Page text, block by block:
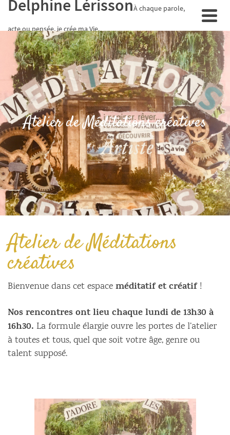
Delphine LérissonÀ chaque parole,
acte ou pensée, je crée ma Vie.
Atelier de Méditations créatives
Atelier de Méditations
créatives
Bienvenue dans cet espaceméditatif et créatif!
Nos rencontres ont lieu chaque lundi de 13h30 à
16h30. La formule élargie ouvre les portes de l’atelier
à toutes et tous, quel que soit votre âge, genre ou
talent supposé.